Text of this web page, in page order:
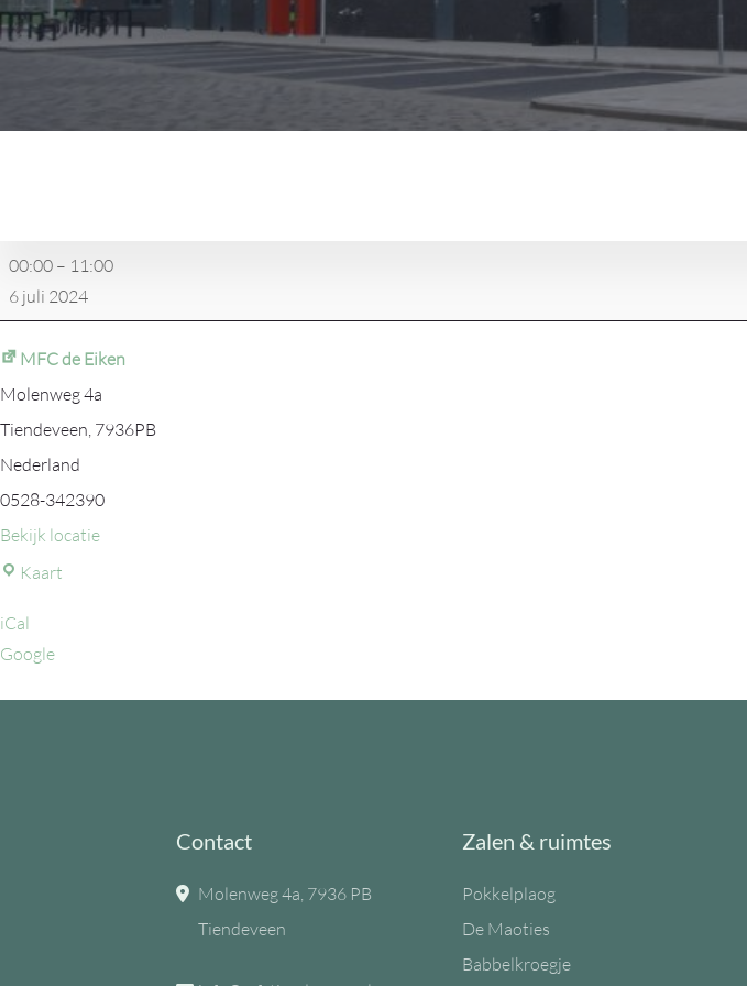
00:00 – 11:00
6 juli 2024
MFC de Eiken
Molenweg 4a
Tiendeveen, 7936PB
Nederland
0528-342390
Bekijk locatie
Kaart
iCal
Google
Contact
Molenweg 4a, 7936 PB
Tiendeveen
Zalen & ruimtes
Pokkelplaog
De Maoties
Babbelkroegje